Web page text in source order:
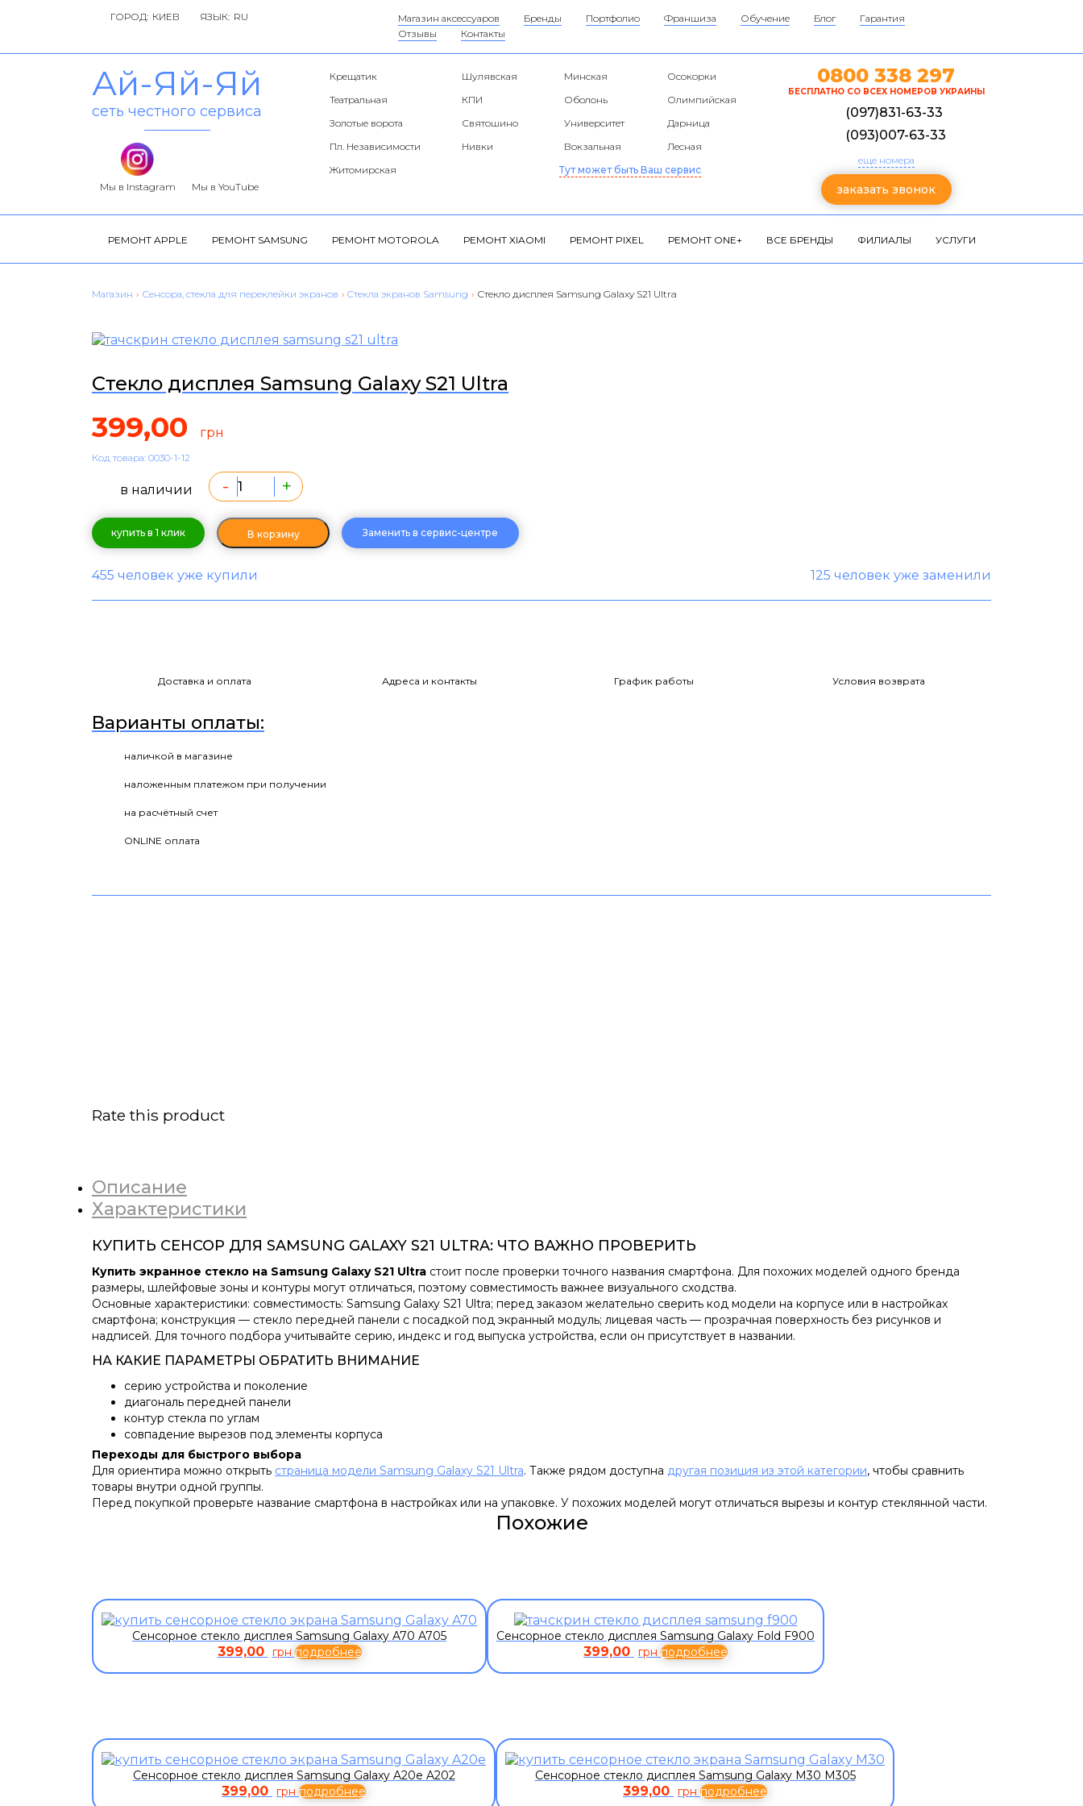
ГОРОД: ЯЗЫК: Магазин аксессуаров Бренды Портфолио Франшиза Обучение Блог
Гарантия
Отзывы
Контакты
Ай-Яй-Яй
сеть честного сервиса
Мы в Instagram Мы в YouTube
Крещатик Шулявская Минская
Осокорки
Театральная
КПИ Оболонь
Олимпийская
Золотые ворота
Святошино Университет
Дарница
Пл. Независимости
Нивки Вокзальная
Лесная
Житомирская
Тут может быть Ваш сервис
0800 338 297
БЕСПЛАТНО СО ВСЕХ НОМЕРОВ УКРАИНЫ
(097)831-63-33
(093)007-63-33
еще номера
заказать звонок
РЕМОНТ APPLE РЕМОНТ SAMSUNG РЕМОНТ MOTOROLA РЕМОНТ XIAOMI РЕМОНТ PIXEL РЕМОНТ ONE+ ВСЕ БРЕНДЫ ФИЛИАЛЫ УСЛУГИ
Магазин › Сенсора, стекла для переклейки экранов › Cтекла экранов Samsung › Стекло дисплея Samsung Galaxy S21 Ultra
Стекло дисплея Samsung Galaxy S21 Ultra
399,00 грн
Код товара: 0030-1-12
в наличии - +
купить в 1 клик В корзину Заменить в сервис-центре
455 человек уже купили 125 человек уже заменили
Доставка и оплата Адреса и контакты График работы Условия возврата
Варианты оплаты:
наличкой в магазине
наложенным платежом при получении
на расчётный счет
ONLINE оплата
Rate this product
Описание
Характеристики
КУПИТЬ СЕНСОР ДЛЯ SAMSUNG GALAXY S21 ULTRA: ЧТО ВАЖНО ПРОВЕРИТЬ
Купить экранное стекло на Samsung Galaxy S21 Ultra стоит после проверки точного названия смартфона. Для похожих моделей одного бренда
размеры, шлейфовые зоны и контуры могут отличаться, поэтому совместимость важнее визуального сходства.
Основные характеристики: совместимость: Samsung Galaxy S21 Ultra; перед заказом желательно сверить код модели на корпусе или в настройках
смартфона; конструкция — стекло передней панели с посадкой под экранный модуль; лицевая часть — прозрачная поверхность без рисунков и
надписей. Для точного подбора учитывайте серию, индекс и год выпуска устройства, если он присутствует в названии.
НА КАКИЕ ПАРАМЕТРЫ ОБРАТИТЬ ВНИМАНИЕ
серию устройства и поколение
диагональ передней панели
контур стекла по углам
совпадение вырезов под элементы корпуса
Переходы для быстрого выбора
Для ориентира можно открыть страница модели Samsung Galaxy S21 Ultra. Также рядом доступна другая позиция из этой категории, чтобы сравнить
товары внутри одной группы.
Перед покупкой проверьте название смартфона в настройках или на упаковке. У похожих моделей могут отличаться вырезы и контур стеклянной части.
Похожие
Сенсорное стекло дисплея Samsung Galaxy A70 A705
399,00 грн подробнее
Сенсорное стекло дисплея Samsung Galaxy Fold F900
399,00 грн подробнее
Сенсорное стекло дисплея Samsung Galaxy A20e A202
399,00 грн подробнее
Сенсорное стекло дисплея Samsung Galaxy M30 M305
399,00 грн подробнее